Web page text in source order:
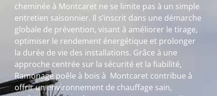
cheminée à Montcaret ne se limite pas à un simple
entretien saisonnier. Il s’inscrit dans une démarche
globale de prévention, visant à améliorer le tirage,
optimiser le rendement énergétique et prolonger
la durée de vie des installations. Grâce à une
approche centrée sur la sécurité et la fiabilité,
Ramonage poêle à bois à Montcaret contribue à
offrir un environnement de chauffage sain,